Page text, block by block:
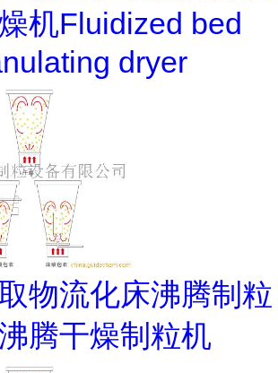
机Fluidized bed
dryer
物流化床沸腾制粒
腾干燥制粒机